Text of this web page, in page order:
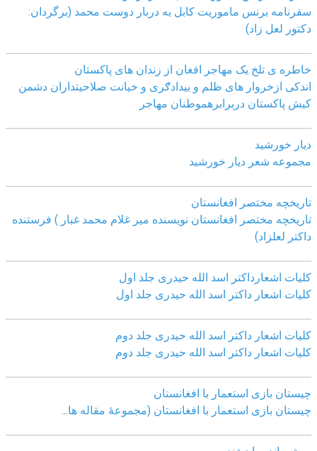
سفرنامه برنس ماموریت کابل به دربار دوست محمد (برگردان:
دکتور لعل زاد)
خاطره ی تلخ یک مھاجر افغان از زندان ھای پاکستان
اندکی ازخروار ھای ظلم و بیدادګری و خیانت صلاحیتداران دشمن
کیش پاکستان دربرابرھموطنان مھاجر
دیار خورشید
مجموعه شعر دیار خورشید
تاریخچه مختصر افغانستان
تاریخچه مختصر افغانستان نویسنده میر غلام محمد غبار ) فرستنده
داکتر لعلزاد)
کلیات اشعارداکتر اسد الله حیدری جلد اول
کلیات اشعار داکتر اسد الله حیدری جلد اول
کلیات اشعار داکتر اسد الله حیدری جلد دوم
کلیات اشعار داکتر اسد الله حیدری جلد دوم
چيستان بازی استعمار با افغانستان
چيستان بازی استعمار با افغانستان (مجموعۀ مقاله ها